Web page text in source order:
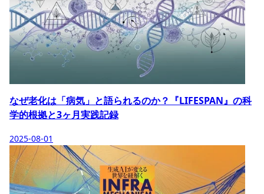
なぜ老化は「病気」と語られるのか？『LIFESPAN』の科
学的根拠と3ヶ月実践記録
2025-08-01